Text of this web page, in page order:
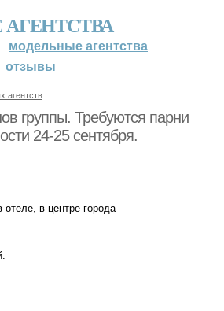
модельные агентства
отзывы
агентств
группы. Требуются парни
24-25 сентября.
в центре города